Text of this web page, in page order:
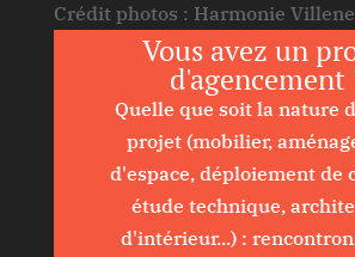
Crédit photos : Harmonie
Vous avez un
d'agencement
Quelle que soit la nature
projet (mobilier,
d'espace, déploiement de
étude technique,
d'intérieur...) :